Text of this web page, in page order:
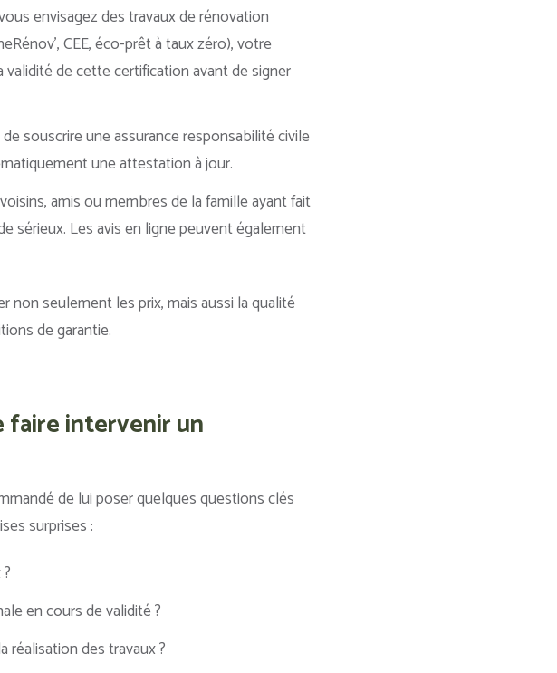
envisagez des travaux de rénovation
CEE, éco-prêt à taux zéro), votre
de cette certification avant de signer
souscrire une assurance responsabilité civile
une attestation à jour.
amis ou membres de la famille ayant fait
sérieux. Les avis en ligne peuvent également
non seulement les prix, mais aussi la qualité
de garantie.
faire intervenir un
de lui poser quelques questions clés
surprises :
en cours de validité ?
réalisation des travaux ?